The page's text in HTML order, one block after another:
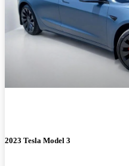
2023 Tesla Model 3